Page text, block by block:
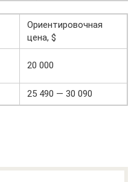
Ориентировочная
цена, $
20 000
25 490 — 30 090